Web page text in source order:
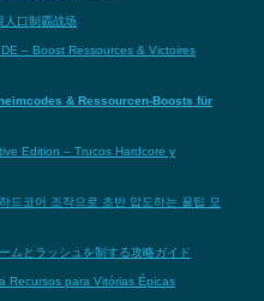
人口制霸战场
– Boost Ressources & Victoires
& Ressourcen-Boosts für
Edition – Trucos Hardcore y
드코어 조작으로 초반 압도하는 꿀팁 모
ムとラッシュを制する攻略ガイド
Recursos para Vitórias Épicas